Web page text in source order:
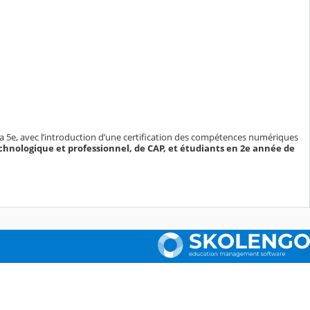
5e, avec l’introduction d’une certification des compétences numériques
et professionnel, de CAP, et étudiants en 2e année de